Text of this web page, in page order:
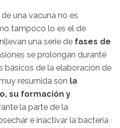
una vacuna no es
tampoco lo es el de
una serie de fases de
se prolongan durante
básicos de la elaboración de
resumida son la
su formación y
la parte de la
e inactivar la bacteria